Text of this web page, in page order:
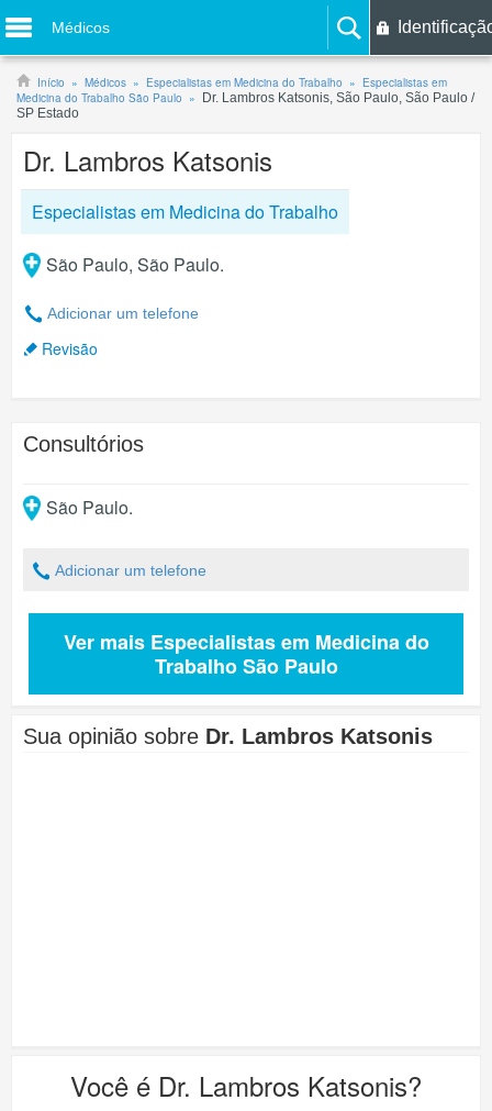
Médicos
Início Médicos Especialistas em Medicina do Trabalho
Especialistas em
Medicina do Trabalho São Paulo
Dr. Lambros Katsonis, São Paulo, São Paulo /
SP Estado
Dr. Lambros Katsonis
Especialistas em Medicina do Trabalho
São Paulo, São Paulo.
Adicionar um telefone
Revisão
Consultórios
São Paulo.
Adicionar um telefone
Ver mais Especialistas em Medicina do
Trabalho São Paulo
Sua opinião sobre Dr. Lambros Katsonis
Você é Dr. Lambros Katsonis?